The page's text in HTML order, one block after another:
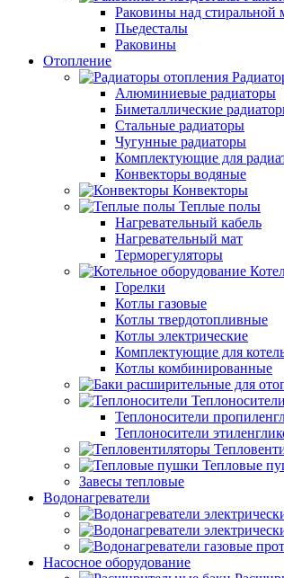
Раковины над стиральной
Пьедесталы
Раковины
Отопление
Алюминиевые радиаторы
Биметаллические
Стальные радиаторы
Чугунные радиаторы
Комплектующие для
Конвекторы водяные
Конвекторы
Теплые полы
Нагревательный кабель
Нагревательный мат
Терморегуляторы
Горелки
Котлы газовые
Котлы твердотопливные
Котлы электрические
Комплектующие для
Котлы комбинированные
Теплоносители
Теплоносители
Теплоносители
Тепловые
Завесы тепловые
Водонагреватели
Насосное оборудование